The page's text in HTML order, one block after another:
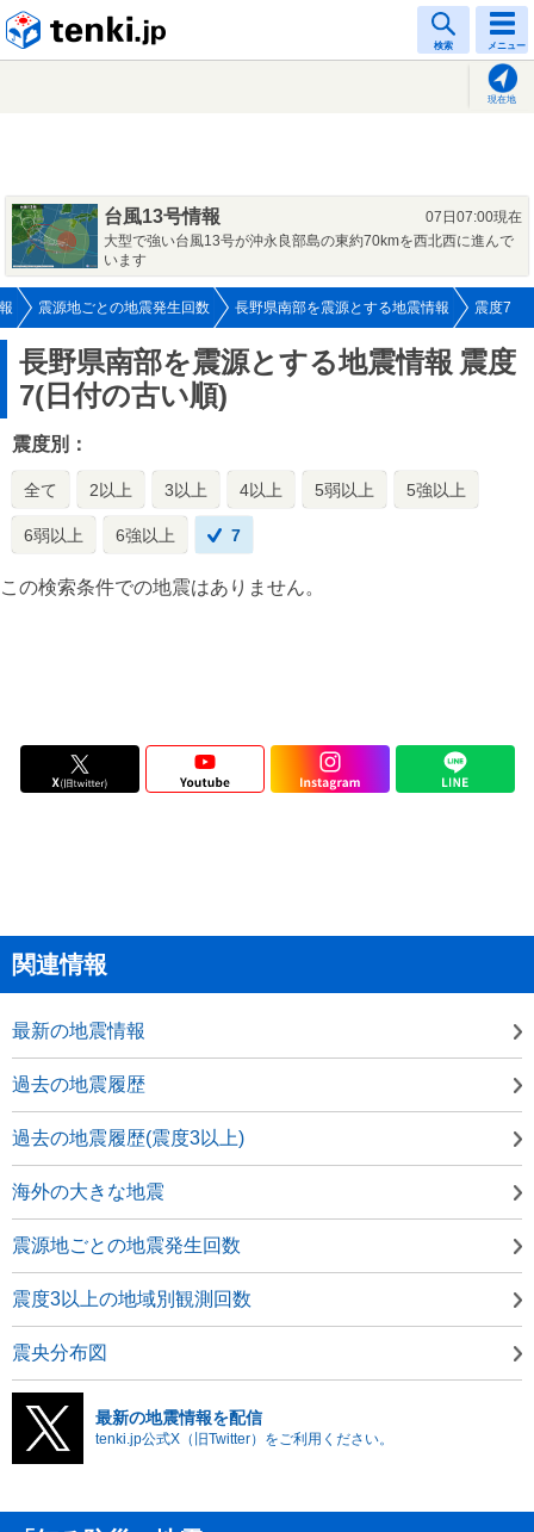
検索 メニュー
現在地
台風13号情報
07日07:00現在
大型で強い台風13号が沖永良部島の東約70kmを西北西に進んで
います
震源地ごとの地震発生回数 長野県南部を震源とする地震情報 震度7
長野県南部を震源とする地震情報 震度
7(日付の古い順)
震度別：
全て 2以上 3以上 4以上 5弱以上 5強以上
6弱以上 6強以上 7
この検索条件での地震はありません。
関連情報
最新の地震情報
過去の地震履歴
過去の地震履歴(震度3以上)
海外の大きな地震
震源地ごとの地震発生回数
震度3以上の地域別観測回数
震央分布図
最新の地震情報を配信
tenki.jp公式X（旧Twitter）をご利用ください。